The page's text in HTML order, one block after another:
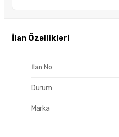
İlan Özellikleri
İlan No
Durum
Marka